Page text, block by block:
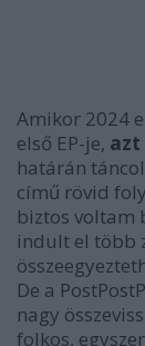
Amikor 2024
első EP-je,
határán
című rövid
biztos voltam
indult el több
De a
nagy
folkos,